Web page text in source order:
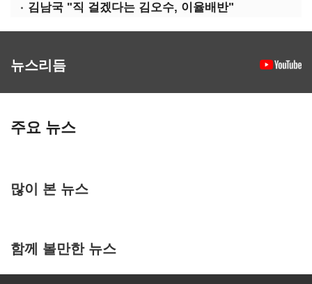
김남국 "직 걸겠다는 김오수, 이율배반"
뉴스리듬
주요 뉴스
많이 본 뉴스
함께 볼만한 뉴스